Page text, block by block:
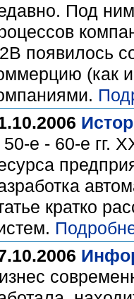
Под
появилось
(как
е - 60-е гг.
кратко